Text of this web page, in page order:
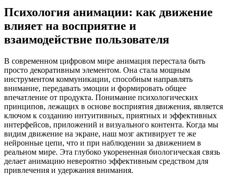
Психология анимации: как движение
влияет на восприятие и
взаимодействие пользователя
В современном цифровом мире анимация перестала быть
просто декоративным элементом. Она стала мощным
инструментом коммуникации, способным направлять
внимание, передавать эмоции и формировать общее
впечатление от продукта. Понимание психологических
принципов, лежащих в основе восприятия движения, является
ключом к созданию интуитивных, приятных и эффективных
интерфейсов, приложений и визуального контента. Когда мы
видим движение на экране, наш мозг активирует те же
нейронные цепи, что и при наблюдении за движением в
реальном мире. Эта глубоко укорененная биологическая связь
делает анимацию невероятно эффективным средством для
привлечения и удержания внимания.